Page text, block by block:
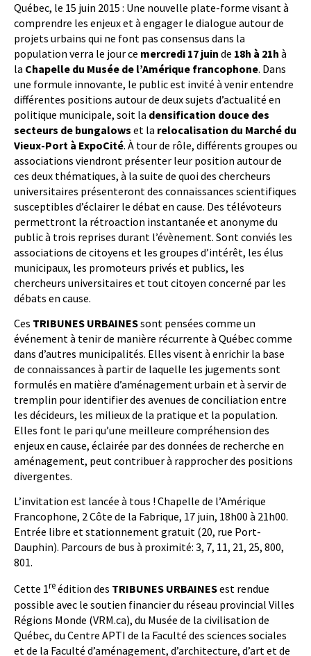
Québec, le 15 juin 2015 : Une nouvelle plate-forme visant à
comprendre les enjeux et à engager le dialogue autour de
projets urbains qui ne font pas consensus dans la
population verra le jour ce mercredi 17 juin de 18h à 21h à
la Chapelle du Musée de l’Amérique francophone. Dans
une formule innovante, le public est invité à venir entendre
différentes positions autour de deux sujets d’actualité en
politique municipale, soit la densification douce des
secteurs de bungalows et la relocalisation du Marché du
Vieux-Port à ExpoCité. À tour de rôle, différents groupes ou
associations viendront présenter leur position autour de
ces deux thématiques, à la suite de quoi des chercheurs
universitaires présenteront des connaissances scientifiques
susceptibles d’éclairer le débat en cause. Des télévoteurs
permettront la rétroaction instantanée et anonyme du
public à trois reprises durant l’évènement. Sont conviés les
associations de citoyens et les groupes d’intérêt, les élus
municipaux, les promoteurs privés et publics, les
chercheurs universitaires et tout citoyen concerné par les
débats en cause.
Ces TRIBUNES URBAINESsont pensées comme un
événement à tenir de manière récurrente à Québec comme
dans d’autres municipalités. Elles visent à enrichir la base
de connaissances à partir de laquelle les jugements sont
formulés en matière d’aménagement urbain et à servir de
tremplin pour identifier des avenues de conciliation entre
les décideurs, les milieux de la pratique et la population.
Elles font le pari qu’une meilleure compréhension des
enjeux en cause, éclairée par des données de recherche en
aménagement, peut contribuer à rapprocher des positions
divergentes.
L’invitation est lancée à tous ! Chapelle de l’Amérique
Francophone, 2 Côte de la Fabrique, 17 juin, 18h00 à 21h00.
Entrée libre et stationnement gratuit (20, rue Port-
Dauphin). Parcours de bus à proximité: 3, 7, 11, 21, 25, 800,
801.
Cette 1reédition des TRIBUNES URBAINESest rendue
possible avec le soutien financier du réseau provincial Villes
Régions Monde (VRM.ca), du Musée de la civilisation de
Québec, du Centre APTI de la Faculté des sciences sociales
et de la Faculté d’aménagement, d’architecture, d’art et de